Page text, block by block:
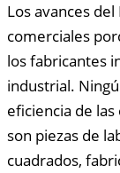
Los avances
comerciales
los fabricantes
industrial.
eficiencia de
son piezas de
cuadrados,